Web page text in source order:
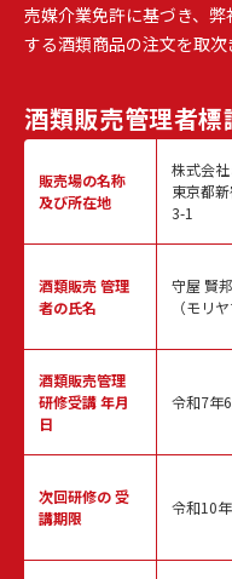
売媒介業免許に基づき、
する酒類商品の注文を取次
酒類販売管理者標
販売場の名称
及び所在地
酒類販売管理
者の氏名
酒類販売管理
研修受講 年月
日
次回研修の受
講期限
株式会
東京都
3-1
守屋 賢邦
（モリ
令和7年
令和10